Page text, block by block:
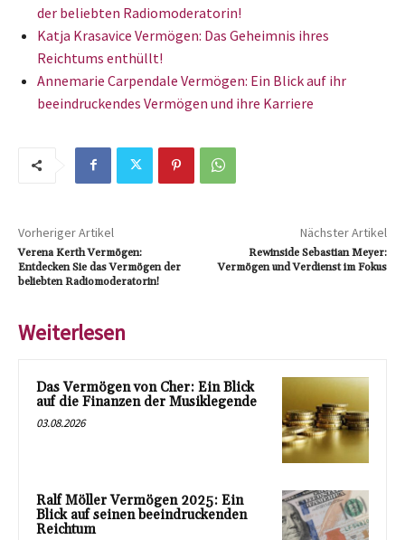
der beliebten Radiomoderatorin!
Katja Krasavice Vermögen: Das Geheimnis ihres
Reichtums enthüllt!
Annemarie Carpendale Vermögen: Ein Blick auf ihr
beeindruckendes Vermögen und ihre Karriere
Vorheriger Artikel
Verena Kerth Vermögen:
Entdecken Sie das Vermögen der
beliebten Radiomoderatorin!
Nächster Artikel
Rewinside Sebastian Meyer:
Vermögen und Verdienst im Fokus
Weiterlesen
Das Vermögen von Cher: Ein Blick
auf die Finanzen der Musiklegende
03.08.2026
Ralf Möller Vermögen 2025: Ein
Blick auf seinen beeindruckenden
Reichtum